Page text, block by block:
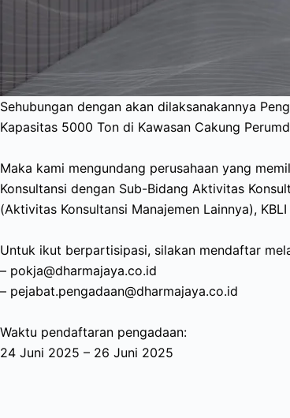
Sehubungan dengan akan dilaksanakannya
Kapasitas 5000 Ton di Kawasan Cakung
Maka kami mengundang perusahaan yang
Konsultansi dengan Sub-Bidang Aktivitas
(Aktivitas Konsultansi Manajemen Lainnya),
Untuk ikut berpartisipasi, silakan mendaftar
– pokja@dharmajaya.co.id
– pejabat.pengadaan@dharmajaya.co.id
Waktu pendaftaran pengadaan:
24 Juni 2025 – 26 Juni 2025